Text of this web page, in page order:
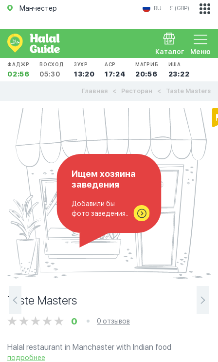
Манчестер RU £ (GBP)
Меню
Каталог
ФАДЖР
02:56
ВОСХОД
05:30
ЗУХР
13:20
АСР
17:24
МАГРИБ
20:56
ИША
23:22
Главная Ресторан Taste Masters
Ищем хозяина
заведения
Добавили бы
фото заведения..
Taste Masters
0 0 отзывов
Halal restaurant in Manchaster with Indian food
подробнее